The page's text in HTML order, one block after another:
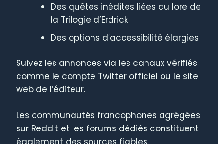
Des quêtes inédites liées au lore de
la Trilogie d’Erdrick
Des options d’accessibilité élargies
Suivez les annonces via les canaux vérifiés
comme le compte Twitter officiel ou le site
web de l’éditeur.
Les communautés francophones agrégées
sur Reddit et les forums dédiés constituent